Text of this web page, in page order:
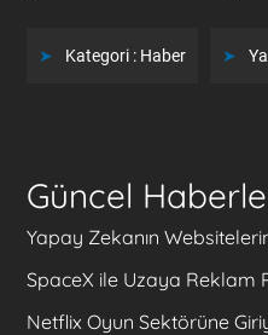
Kategori : Haber
Güncel
Yapay Zekanın
SpaceX ile Uzaya Reklam
Netflix Oyun Sektörüne